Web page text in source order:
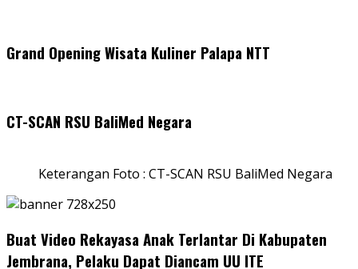
Grand Opening Wisata Kuliner Palapa NTT
CT-SCAN RSU BaliMed Negara
Keterangan Foto : CT-SCAN RSU BaliMed Negara
Buat Video Rekayasa Anak Terlantar Di Kabupaten
Jembrana, Pelaku Dapat Diancam UU ITE